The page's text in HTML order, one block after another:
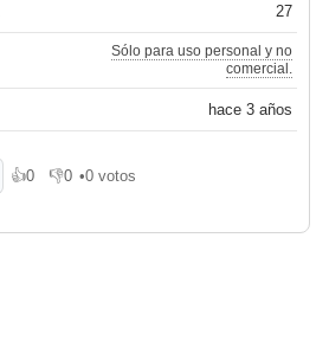
27
Sólo para uso personal y no
comercial.
hace 3 años
👍0
Me gusta
👎0
No me gusta
•0 votos